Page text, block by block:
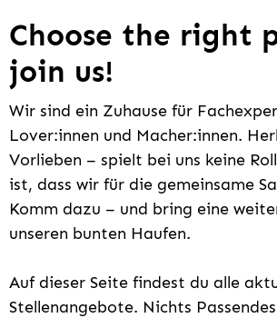
Choose the right
join us!
Wir sind ein Zuhause für
Lover:innen und Macher:innen.
Vorlieben – spielt bei uns keine
ist, dass wir für die gemeinsame
Komm dazu – und bring eine
unseren bunten Haufen.
Auf dieser Seite findest du alle
Stellenangebote. Nichts